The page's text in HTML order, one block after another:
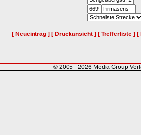
[ Neueintrag ] [ Druckansicht ] [ Trefferliste ] [
© 2005 - 2026 Media Group